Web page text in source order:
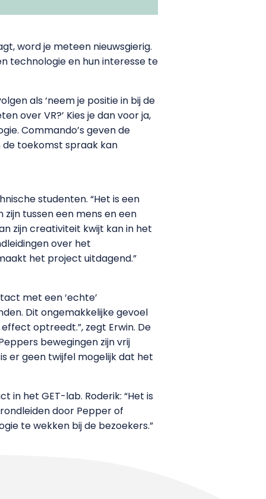
word je meteen nieuwsgierig.
technologie en hun interesse te
als ‘neem je positie in bij de
over VR?’ Kies je dan voor ja,
Commando’s geven de
de toekomst spraak kan
studenten. “Het is een
tussen een mens en een
zijn creativiteit kwijt kan in het
over het
het project uitdagend.”
met een ‘echte’
Dit ongemakkelijke gevoel
optreedt.”, zegt Erwin. De
bewegingen zijn vrij
er geen twijfel mogelijk dat het
in het GET-lab. Roderik: “Het is
door Pepper of
te wekken bij de bezoekers.”